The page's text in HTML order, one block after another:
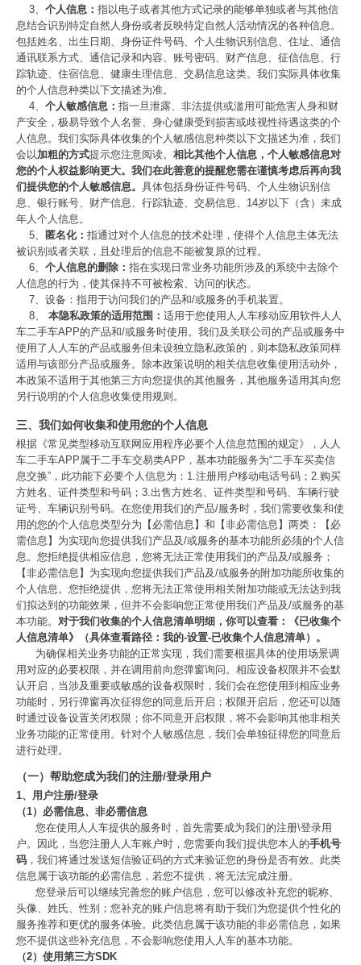
3、 个人信息： 指以电子或者其他方式记录的能够单独或者与其他信
息结合识别特定自然人身份或者反映特定自然人活动情况的各种信息。
包括姓名、出生日期、身份证件号码、个人生物识别信息、住址、通信
通讯联系方式、通信记录和内容、账号密码、财产信息、征信信息、行
踪轨迹、住宿信息、健康生理信息、交易信息这类。我们实际具体收集
的个人信息种类以下文描述为准。
4、 个人敏感信息： 指一旦泄露、非法提供或滥用可能危害人身和财
产安全，极易导致个人名誉、身心健康受到损害或歧视性待遇这类的个
人信息。我们实际具体收集的个人敏感信息种类以下文描述为准，我们
会以加粗的方式提示您注意阅读。 相比其他个人信息，个人敏感信息对
您的个人权益影响更大。我们在此善意的提醒您需在谨慎考虑后再向我
们提供您的个人敏感信息。 具体包括身份证件号码、个人生物识别信
息、银行账号、财产信息、行踪轨迹、交易信息、14岁以下（含）未成
年人个人信息。
5、
匿名化： 指通过对个人信息的技术处理，使得个人信息主体无法
被识别或者关联，且处理后的信息不能被复原的过程。
6、 个人信息的删除： 指在实现日常业务功能所涉及的系统中去除个
人信息的行为，使其保持不可被检索、访问的状态。
7、 设备： 指用于访问我们的产品和/或服务的手机装置。
8、 本隐私政策的适用范围： 适用于您使用人人车移动应用软件人人
车二手车APP的产品和/或服务时使用。我们及关联公司的产品或服务中
使用了人人车的产品或服务但未设独立隐私政策的，则本隐私政策同样
适用与该部分产品或服务。除本政策说明的相关信息收集使用活动外，
本政策不适用于其他第三方向您提供的其他服务，其他服务适用其向您
另行说明的个人信息收集使用规则。
三、我们如何收集和使用您的个人信息
根据《常见类型移动互联网应用程序必要个人信息范围的规定》，人人
车二手车APP属于二手车交易类APP，基本功能服务为“二手车买卖信
息交换”，此功能下必要个人信息为：1.注册用户移动电话号码；2.购买
方姓名、证件类型和号码；3.出售方姓名、证件类型和号码、车辆行驶
证号、车辆识别号码。在您使用我们的产品/服务时，我们需要收集和使
用的您的个人信息类型分为【必需信息】和【非必需信息】两类：【必
需信息】为实现向您提供我们产品及/或服务的基本功能所必须的个人信
息。您拒绝提供相应信息，您将无法正常使用我们的产品及/或服务；
【非必需信息】为实现向您提供我们产品及/或服务的附加功能所收集的
个人信息。您拒绝提供，您将无法正常使用相关附加功能或无法达到我
们拟达到的功能效果，但并不会影响您正常使用我们产品及/或服务的基
本功能。 对于我们收集的个人信息清单明细，你可以查看：《已收集个
人信息清单》（具体查看路径：我的-设置-已收集个人信息清单）。
为确保相关业务功能的正常实现，我们需要根据具体的使用场景调
用对应的必要权限，并在调用前向您弹窗询问。相应设备权限并不会默
认开启，当涉及重要或敏感的设备权限时，我们会在您使用到相应业务
功能时，另行弹窗再次征得您的同意后开启；权限开启后，您还可以随
时通过设备设置关闭权限；你不同意开启权限，将不会影响其他非相关
业务功能的正常使用。针对个人敏感信息，我们会单独征得您的同意后
进行处理。
（一）帮助您成为我们的注册/登录用户
1、用户注册/登录
（1）必需信息、非必需信息
您在使用人人车提供的服务时，首先需要成为我们的注册\登录用
户。因此，当您注册人人车账户时，您需要向我们提供您本人的手机号
码 ，我们将通过发送短信验证码的方式来验证您的身份是否有效。此类
信息属于该功能的必需信息，若您不提供，将无法完成注册。
您登录后可以继续完善您的账户信息，您可以修改补充您的昵称、
头像、姓氏、性别；您补充的账户信息将有助于我们为您提供个性化的
服务推荐和更优的服务体验。此类信息属于该功能的非必需信息，如果
您不提供这些补充信息，不会影响您使用人人车的基本功能。
（2）使用第三方SDK